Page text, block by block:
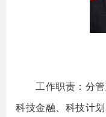
工作职责：分管
科技金融、科技计